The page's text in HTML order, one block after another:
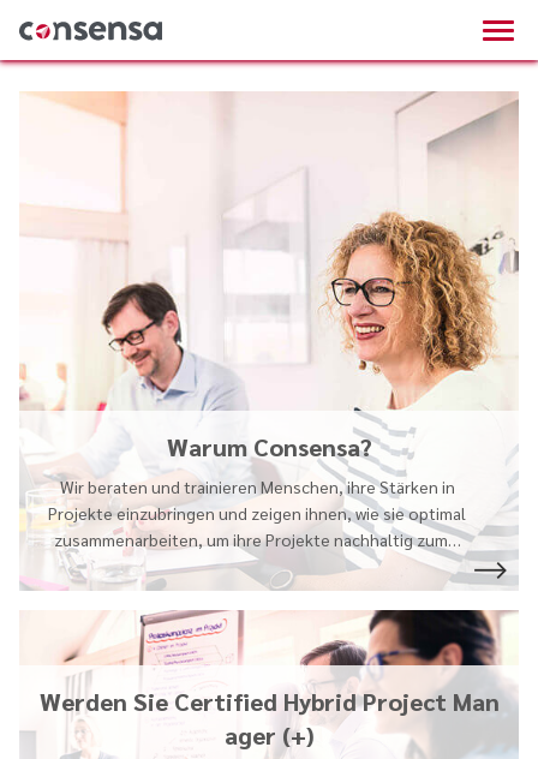
Warum Consensa?
Wir beraten und trainieren Menschen, ihre Stärken in
Projekte einzubringen und zeigen ihnen, wie sie optimal
zusammenarbeiten, um ihre Projekte nachhaltig zum…
Werden Sie Certified Hybrid Project Man
ager (+)